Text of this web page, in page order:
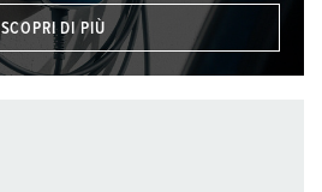
SCOPRI DI PIÙ